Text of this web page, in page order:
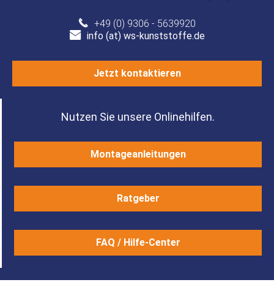
+49 (0) 9306 - 5639920
info (at) ws-kunststoffe.de
Jetzt kontaktieren
Nutzen Sie unsere Onlinehilfen.
Montageanleitungen
Ratgeber
FAQ / Hilfe-Center